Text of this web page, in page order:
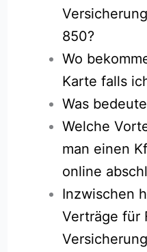
850?
Wo
Karte falls
Was
Welche
man einen
online
Inzwischen
Verträge für